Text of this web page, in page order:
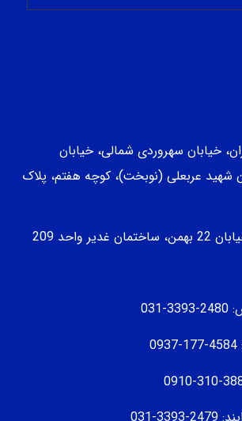
خیابان سهروردی شمالی، خيابان
شهيد عربعلی (نوبخت)، کوچه هفتم، پلاک
واحد 209